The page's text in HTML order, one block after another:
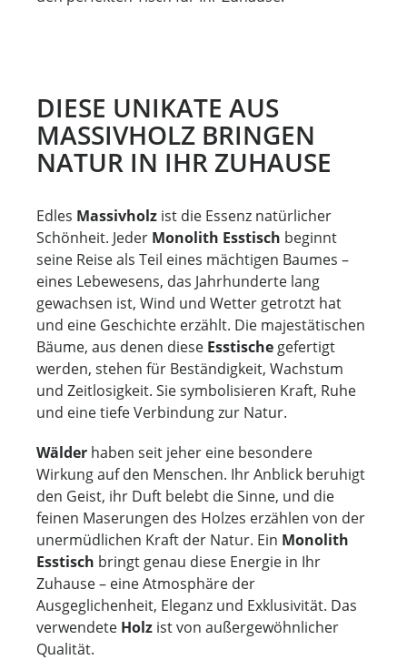
DIESE UNIKATE AUS
MASSIVHOLZ BRINGEN
NATUR IN IHR ZUHAUSE
Edles Massivholz ist die Essenz natürlicher
Schönheit. Jeder Monolith Esstisch beginnt
seine Reise als Teil eines mächtigen Baumes –
eines Lebewesens, das Jahrhunderte lang
gewachsen ist, Wind und Wetter getrotzt hat
und eine Geschichte erzählt. Die majestätischen
Bäume, aus denen diese Esstischegefertigt
werden, stehen für Beständigkeit, Wachstum
und Zeitlosigkeit. Sie symbolisieren Kraft, Ruhe
und eine tiefe Verbindung zur Natur.
Wälder haben seit jeher eine besondere
Wirkung auf den Menschen. Ihr Anblick beruhigt
den Geist, ihr Duft belebt die Sinne, und die
feinen Maserungen des Holzes erzählen von der
unermüdlichen Kraft der Natur. Ein Monolith
Esstisch bringt genau diese Energie in Ihr
Zuhause – eine Atmosphäre der
Ausgeglichenheit, Eleganz und Exklusivität. Das
verwendete Holz ist von außergewöhnlicher
Qualität.